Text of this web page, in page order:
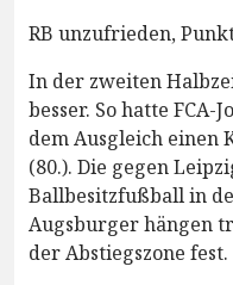
RB unzufrieden,
In der zweiten
besser. So hatte FCA-
dem Ausgleich einen
(80.). Die gegen
Ballbesitzfußball in
Augsburger hängen
der Abstiegszone fest.